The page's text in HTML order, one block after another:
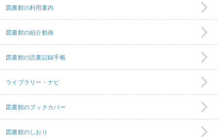
図書館の利用案内
図書館の紹介動画
図書館の読書記録手帳
ライブラリー・ナビ
図書館のブックカバー
図書館のしおり